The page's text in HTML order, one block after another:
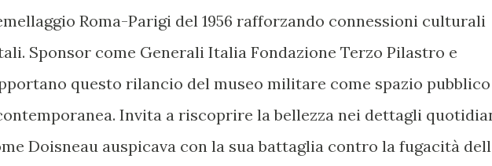
Roma-Parigi del 1956 rafforzando connessioni culturali
Sponsor come Generali Italia Fondazione Terzo Pilastro e
questo rilancio del museo militare come spazio pubblico
Invita a riscoprire la bellezza nei dettagli
Doisneau auspicava con la sua battaglia contro la fugacità